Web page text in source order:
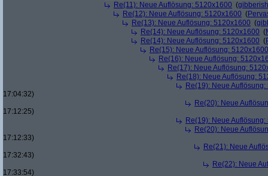
Re(11): Neue Auflösung: 5120x1600 (gibberish
Re(12): Neue Auflösung: 5120x1600 (
Re(13): Neue Auflösung: 5120x1600 (
Re(14): Neue Auflösung: 5120x1600 (
Re(14): Neue Auflösung: 5120x1600 (
Re(15): Neue Auflösung: 5120x1600
Re(16): Neue Auflösung:
Re(17): Neue Auflösung:
Re(18): Neue Auflösung:
Re(19): Neue
17:04:32)
Re(20): Neue
17:12:25)
Re(19): Neue
Re(20): Neue
17:12:33)
Re(21): Neue
17:32:43)
Re(22): Neue
17:33:54)